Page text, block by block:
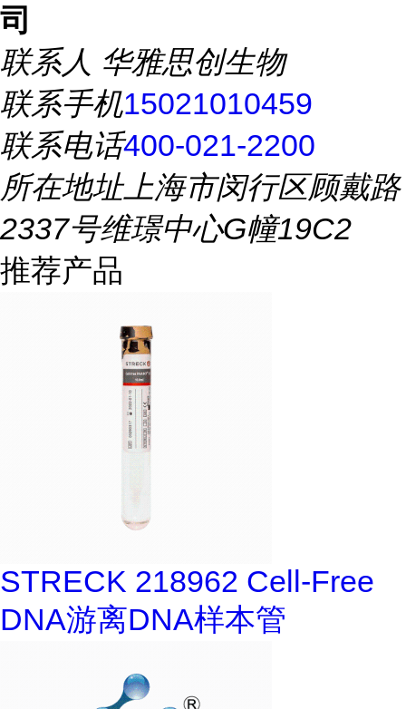
司
联系人 华雅思创生物
联系手机15021010459
联系电话400-021-2200
所在地址上海市闵行区顾戴路
2337号维璟中心G幢19C2
推荐产品
STRECK 218962 Cell-Free
DNA游离DNA样本管